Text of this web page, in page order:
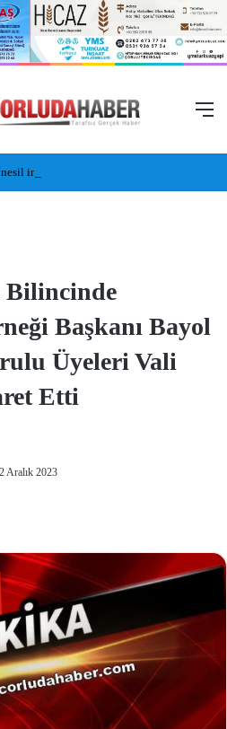
Bilincinde
Başkanı Bayol
Üyeleri Vali
Etti
Aralık 2023